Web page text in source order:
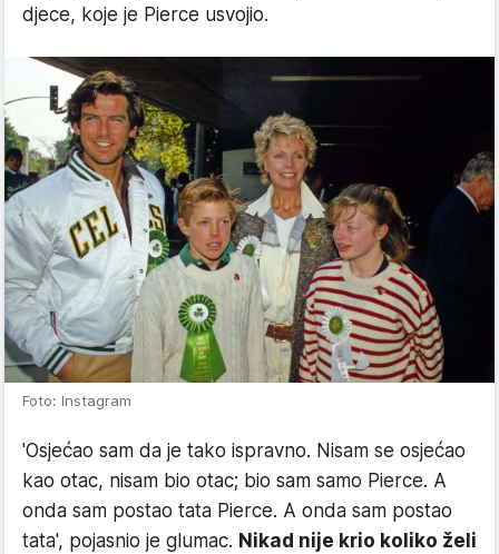
djece, koje je Pierce usvojio.
Foto: Instagram
'Osjećao sam da je tako ispravno. Nisam se osjećao
kao otac, nisam bio otac; bio sam samo Pierce. A
onda sam postao tata Pierce. A onda sam postao
tata', pojasnio je glumac. Nikad nije krio koliko želi